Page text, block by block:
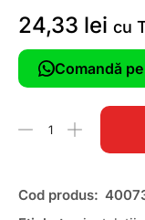
24,33 lei cu
Comandă
Cod produs: